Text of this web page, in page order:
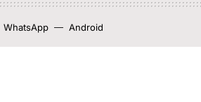
WhatsApp Android